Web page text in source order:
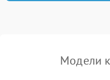
Модели